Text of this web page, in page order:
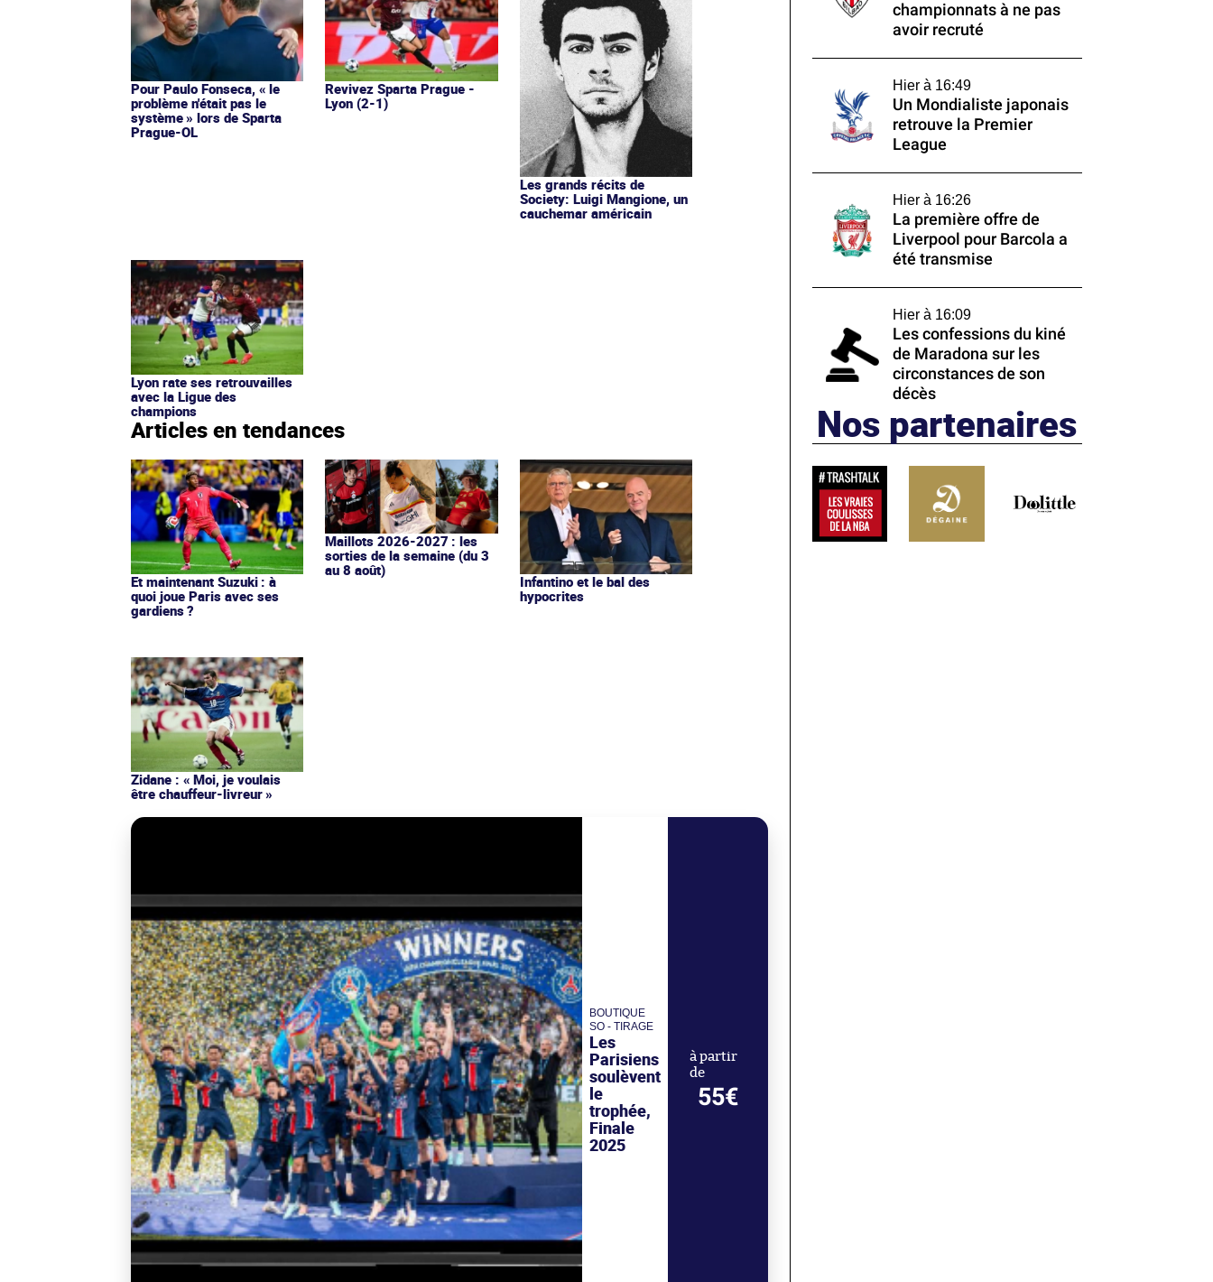
Pour Paulo Fonseca, « le
problème n'était pas le
système » lors de Sparta
Prague-OL
Revivez Sparta Prague -
Lyon (2-1)
Les grands récits de
Society: Luigi Mangione, un
cauchemar américain
Lyon rate ses retrouvailles
avec la Ligue des
champions
Articles en tendances
Et maintenant Suzuki : à
quoi joue Paris avec ses
gardiens ?
Maillots 2026-2027 : les
sorties de la semaine (du 3
au 8 août)
Infantino et le bal des
hypocrites
Zidane : « Moi, je voulais
être chauffeur-livreur »
BOUTIQUE
SO - TIRAGE
Les
Parisiens
soulèvent
le
trophée,
Finale
2025
à partir
de
55€
championnats à ne pas
avoir recruté
Hier à 16:49
Un Mondialiste japonais
retrouve la Premier
League
Hier à 16:26
La première offre de
Liverpool pour Barcola a
été transmise
Hier à 16:09
Les confessions du kiné
de Maradona sur les
circonstances de son
décès
Nos partenaires